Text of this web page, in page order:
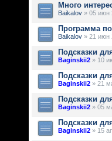
Много
Baikalov » 05 июн
Программа
Baikalov » 21 июн
Подсказки
Baginskii2 » 10
Подсказки
Baginskii2 » 21
Подсказки
Baginskii2 » 05
Подсказки
Baginskii2 » 15